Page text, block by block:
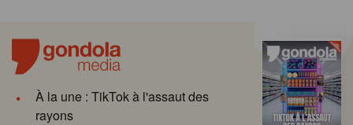
À la une : TikTok à l'assaut des
rayons